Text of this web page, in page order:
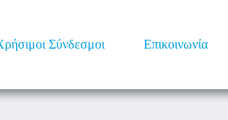
Σύνδεσμοι Επικοινωνία